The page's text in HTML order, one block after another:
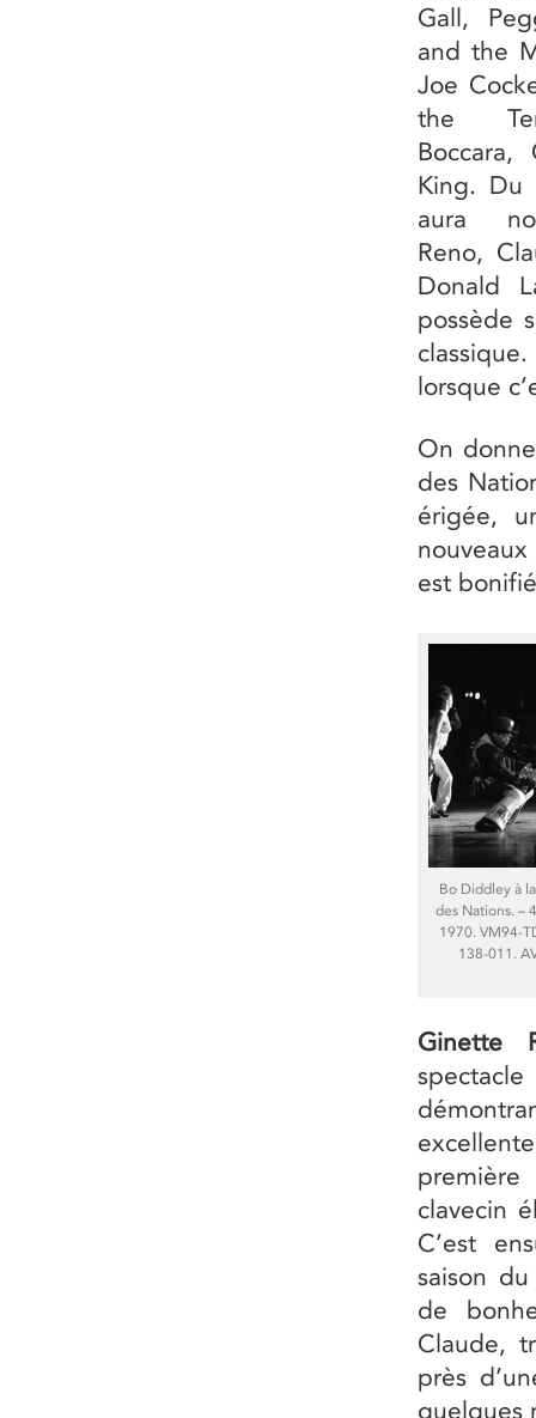
Gall,
and the
Joe
the
King. Du
aura
Reno,
Donald
possède
lorsque
On
des
érigée,
est
Bo Diddley à
des Nations. –
1970. VM94-
138-011.
Ginette
clavecin
C’est
saison
de
Claude,
près
quelques